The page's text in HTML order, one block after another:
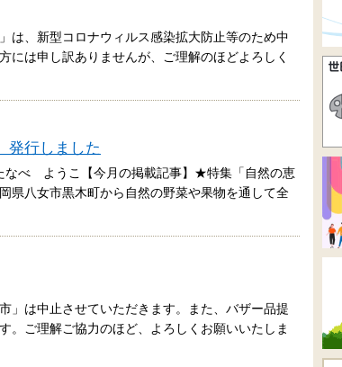
は、新型コロナウィルス感染拡大防止等のため中
には申し訳ありませんが、ご理解のほどよろしく
発行しました
なべ ようこ【今月の掲載記事】★特集「自然の恵
県八女市黒木町から自然の野菜や果物を通して全
」は中止させていただきます。また、バザー品提
。ご理解ご協力のほど、よろしくお願いいたしま